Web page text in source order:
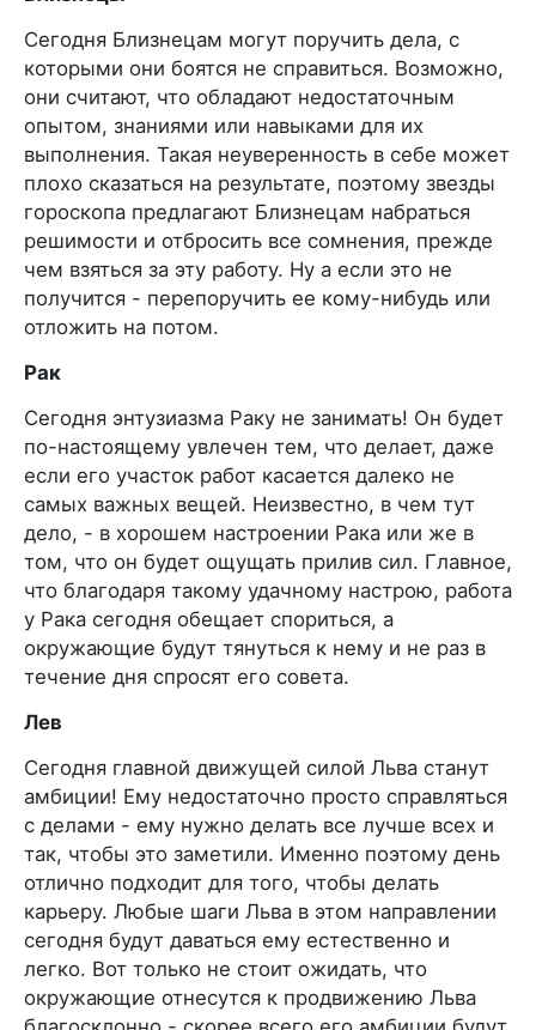
Сегодня Близнецам могут поручить дела, с
которыми они боятся не справиться. Возможно,
они считают, что обладают недостаточным
опытом, знаниями или навыками для их
выполнения. Такая неуверенность в себе может
плохо сказаться на результате, поэтому звезды
гороскопа предлагают Близнецам набраться
решимости и отбросить все сомнения, прежде
чем взяться за эту работу. Ну а если это не
получится - перепоручить ее кому-нибудь или
отложить на потом.
Рак
Сегодня энтузиазма Раку не занимать! Он будет
по-настоящему увлечен тем, что делает, даже
если его участок работ касается далеко не
самых важных вещей. Неизвестно, в чем тут
дело, - в хорошем настроении Рака или же в
том, что он будет ощущать прилив сил. Главное,
что благодаря такому удачному настрою, работа
у Рака сегодня обещает спориться, а
окружающие будут тянуться к нему и не раз в
течение дня спросят его совета.
Лев
Сегодня главной движущей силой Льва станут
амбиции! Ему недостаточно просто справляться
с делами - ему нужно делать все лучше всех и
так, чтобы это заметили. Именно поэтому день
отлично подходит для того, чтобы делать
карьеру. Любые шаги Льва в этом направлении
сегодня будут даваться ему естественно и
легко. Вот только не стоит ожидать, что
окружающие отнесутся к продвижению Льва